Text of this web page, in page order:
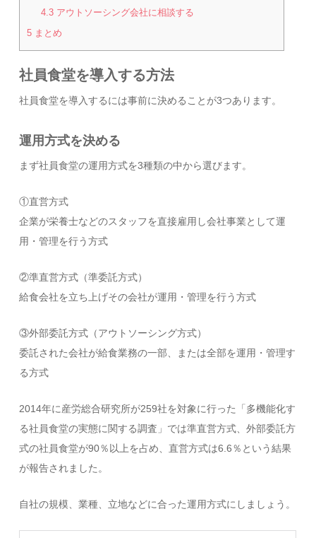
4.3 アウトソーシング会社に相談する
5 まとめ
社員食堂を導入する方法
社員食堂を導入するには事前に決めることが3つあります。
運用方式を決める
まず社員食堂の運用方式を3種類の中から選びます。
①直営方式
企業が栄養士などのスタッフを直接雇用し会社事業として運
用・管理を行う方式
②準直営方式（準委託方式）
給食会社を立ち上げその会社が運用・管理を行う方式
③外部委託方式（アウトソーシング方式）
委託された会社が給食業務の一部、または全部を運用・管理す
る方式
2014年に産労総合研究所が259社を対象に行った「多機能化す
る社員食堂の実態に関する調査」では準直営方式、外部委託方
式の社員食堂が90％以上を占め、直営方式は6.6％という結果
が報告されました。
自社の規模、業種、立地などに合った運用方式にしましょう。